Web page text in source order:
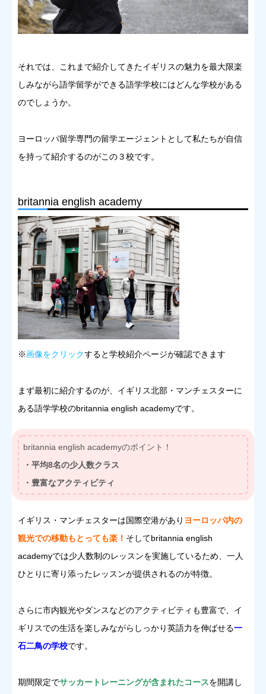
それでは、これまで紹介してきたイギリスの魅力を最大限楽
しみながら語学留学ができる語学学校にはどんな学校がある
のでしょうか。
ヨーロッパ留学専門の留学エージェントとして私たちが自信
を持って紹介するのがこの３校です。
britannia english academy
※画像をクリックすると学校紹介ページが確認できます
まず最初に紹介するのが、イギリス北部・マンチェスターに
ある語学学校のbritannia english academyです。
britannia english academyのポイント！
・平均8名の少人数クラス
・豊富なアクティビティ
イギリス・マンチェスターは国際空港があり ヨーロッパ内の
観光での移動もとっても楽！ そしてbritannia english
academyでは少人数制のレッスンを実施しているため、一人
ひとりに寄り添ったレッスンが提供されるのが特徴。
さらに市内観光やダンスなどのアクティビティも豊富で、イ
ギリスでの生活を楽しみながらしっかり英語力を伸ばせる一
石二鳥の学校です。
期間限定でサッカートレーニングが含まれたコースを開講し